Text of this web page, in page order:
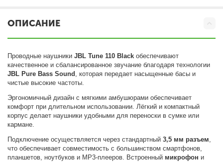
ОПИСАНИЕ
Проводные наушникиJBL Tune 110 Black обеспечивают
качественное и сбалансированное звучание благодаря технологии
JBL Pure Bass Sound , которая передает насыщенные басы и
чистые высокие частоты.
Эргономичный дизайн с мягкими амбушюрами обеспечивает
комфорт при длительном использовании. Лёгкий и компактный
корпус делает наушники удобными для переноски в сумке или
кармане.
Подключение осуществляется через стандартный3,5 мм разъем,
что обеспечивает совместимость с большинством смартфонов,
планшетов, ноутбуков и MP3-плееров. Встроенный микрофон и